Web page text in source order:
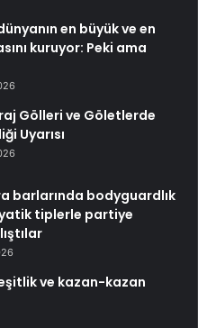
en büyük ve en
kuruyor: Peki ama
Gölleri ve Göletlerde
Uyarısı
barlarında bodyguardlık
tiplerle partiye
ve kazan-kazan